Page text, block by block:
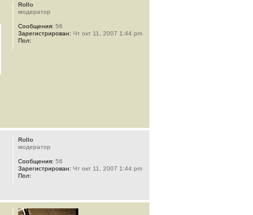
Rollo
модератор
Сообщения: 56
Зарегистрирован: Чт окт 11, 2007 1:44 pm
Пол:
Rollo
модератор
Сообщения: 56
Зарегистрирован: Чт окт 11, 2007 1:44 pm
Пол: